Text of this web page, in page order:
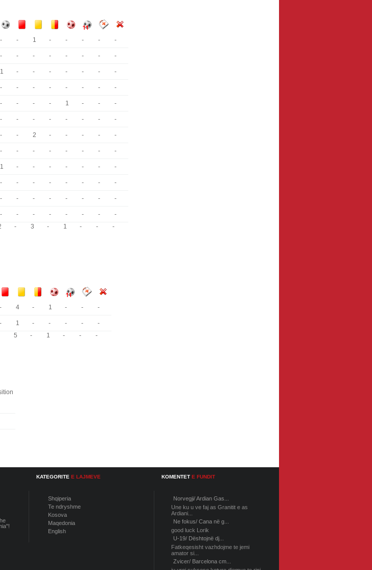
- - 1 - - - - -
- - - - - - - -
1 - - - - - - -
- - - - - - - -
- - - - 1 - - -
- - - - - - - -
- - 2 - - - - -
- - - - - - - -
1 - - - - - - -
- - - - - - - -
- - - - - - - -
- - - - - - -
-
- 3 - 1 - - -
- 4 - 1 - - -
- 1 - - - -
-
5 - 1 - - -
KATEGORITE E LAJMEVE
Shqiperia
Te ndryshme
Kosova
Maqedonia
English
KOMENTET E FUNDIT
Norvegji/ Ardian Gas...
Une ku u ve faj as Granitit e as
Ardiani...
Ne fokus/ Cana në g...
good luck Lorik
U-19/ Dështojnë dj...
Fatkeqesisht vazhdojme te jemi
amator si...
Zvicer/ Barcelona cm...